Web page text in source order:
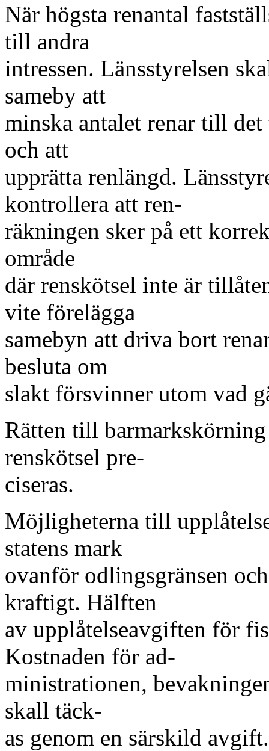
När högsta renantal
till andra
intressen. Länsstyrelsen
sameby att
minska antalet renar till
och att
upprätta renlängd.
kontrollera att ren-
räkningen sker på ett
område
där renskötsel inte är
vite förelägga
samebyn att driva bort
besluta om
slakt försvinner utom vad
Rätten till
renskötsel pre-
ciseras.
Möjligheterna till
statens mark
ovanför odlingsgränsen
kraftigt. Hälften
av upplåtelseavgiften för
Kostnaden för ad-
ministrationen,
skall täck-
as genom en särskild avgift.